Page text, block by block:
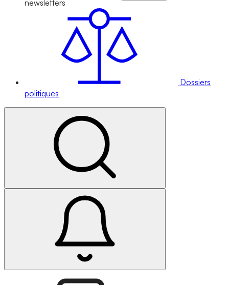
newsletters
Dossiers
politiques